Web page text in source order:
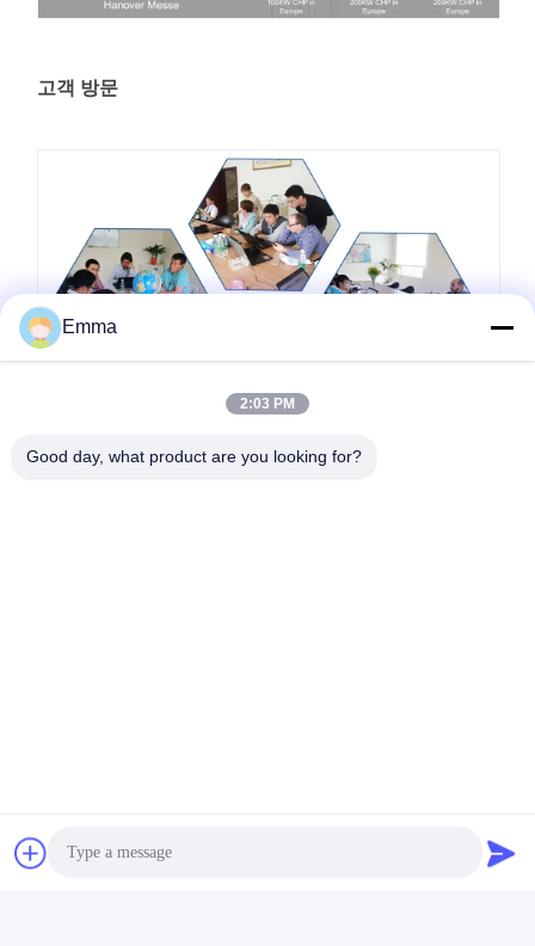
고객 방문
빠른 연락
Emma
2:03 PM
Good day, what product are you looking for?